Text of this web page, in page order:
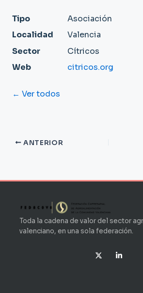
Tipo
Asociación
Localidad
Valencia
Sector
Cítricos
Web
citricos.org
← Ver todos
ANTERIOR
Toda la cadena de valor del sector
valenciano, en una sola federación.
X
- i